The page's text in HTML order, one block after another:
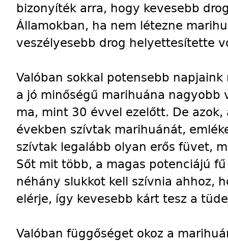
bizonyíték arra, hogy kevesebb
Államokban, ha nem létezne
veszélyesebb drog helyettesítette
Valóban sokkal potensebb napjaink
a jó minőségű marihuána nagyobb
ma, mint 30 évvel ezelőtt. De
években szívtak marihuánát,
szívtak legalább olyan erős füvet,
Sőt mit több, a magas potenciájú
néhány slukkot kell szívnia ahhoz,
elérje, így kevesebb kárt tesz a
Valóban függőséget okoz a